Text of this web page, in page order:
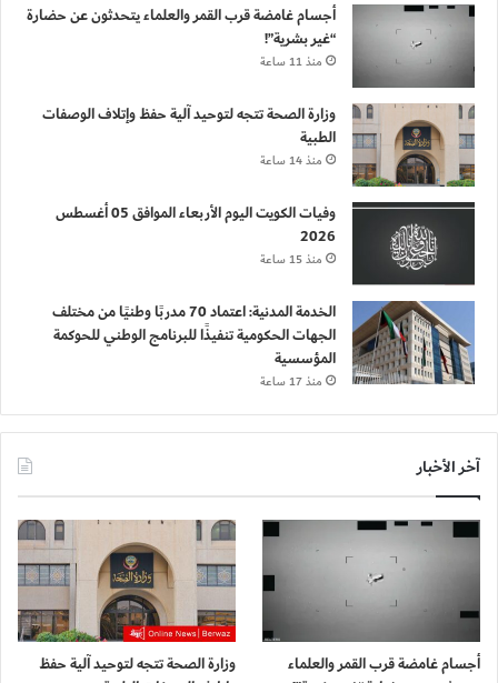
أجسام غامضة قرب القمر والعلماء يتحدثون عن حضارة
“غير بشرية”!
منذ 11 ساعة
وزارة الصحة تتجه لتوحيد آلية حفظ وإتلاف الوصفات
الطبية
منذ 14 ساعة
وفيات الكويت اليوم الأربعاء الموافق 05 أغسطس
2026
منذ 15 ساعة
الخدمة المدنية: اعتماد 70 مدربًا وطنيًا من مختلف
الجهات الحكومية تنفيذًا للبرنامج الوطني للحوكمة
المؤسسية
منذ 17 ساعة
آخر الأخبار
أجسام غامضة قرب القمر والعلماء
وزارة الصحة تتجه لتوحيد آلية حفظ